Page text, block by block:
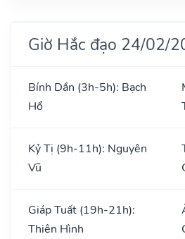
Giờ Hắc đạo 24/02/
Bính Dần (3h-5h): Bạch
Hổ
Kỷ Tị (9h-11h): Nguyên
Vũ
Giáp Tuất (19h-21h):
Thiên Hình